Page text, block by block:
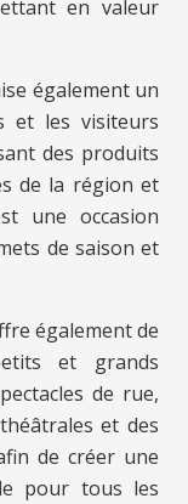
en valeur
également un
et les visiteurs
des produits
de la région et
une occasion
de saison et
également de
et grands
de rue,
et des
de créer une
pour tous les